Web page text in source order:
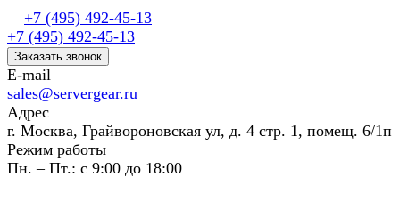
+7 (495) 492-45-13
+7 (495) 492-45-13
Заказать звонок
E-mail
sales@servergear.ru
Адрес
г. Москва, Грайвороновская ул, д. 4 стр. 1, помещ. 6/1п
Режим работы
Пн. – Пт.: с 9:00 до 18:00